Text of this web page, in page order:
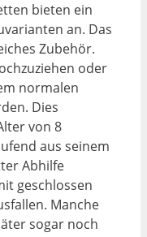
bieten ein
an. Das
Zubehör.
oder
normalen
Dies
von 8
aus seinem
Abhilfe
geschlossen
Manche
sogar noch